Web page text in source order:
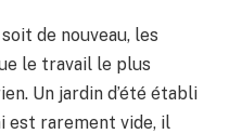
de nouveau, les
le travail le plus
Un jardin d’été établi
est rarement vide, il